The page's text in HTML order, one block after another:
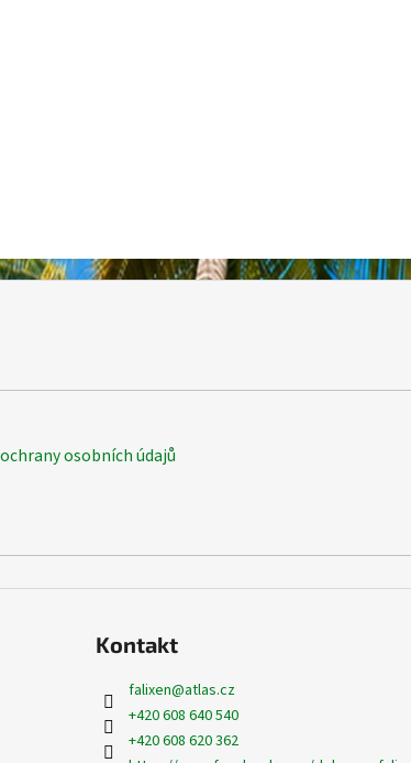
osobních údajů
Kontakt
falixen@atlas.cz
+420 608 640 540
+420 608 620 362